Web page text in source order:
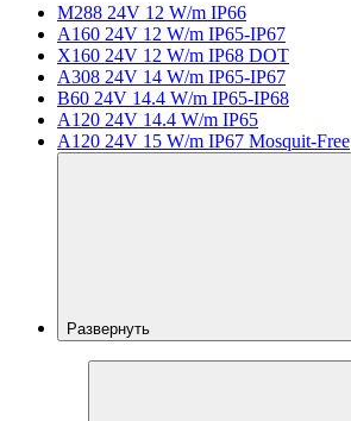
M288 24V 12 W/m IP66
A160 24V 12 W/m IP65-IP67
X160 24V 12 W/m IP68 DOT
A308 24V 14 W/m IP65-IP67
B60 24V 14.4 W/m IP65-IP68
A120 24V 14.4 W/m IP65
A120 24V 15 W/m IP67 Mosquit-Free
Развернуть